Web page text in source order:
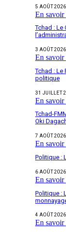
5 AOÛT 2026
En savoir
Tchad : Le
3 AOÛT 2026
En savoir
Tchad : Le
politique
31 JUILLET
En savoir
Tchad-
Oki
7 AOÛT 2026
En savoir
Politique :
6 AOÛT 2026
En savoir
Politique :
4 AOÛT 2026
En savoir